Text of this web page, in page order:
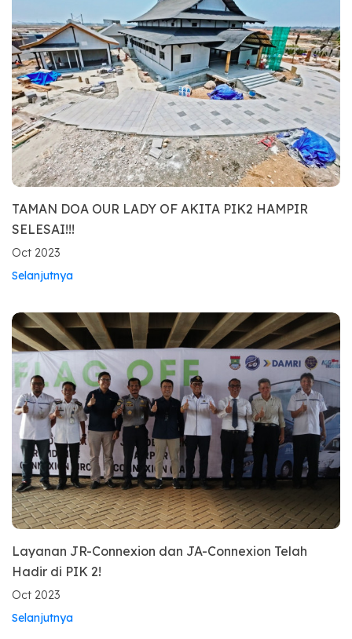
TAMAN DOA OUR LADY OF AKITA PIK2 HAMPIR
SELESAI!!!
Oct 2023
Selanjutnya
Layanan JR-Connexion dan JA-Connexion Telah
Hadir di PIK 2!
Oct 2023
Selanjutnya